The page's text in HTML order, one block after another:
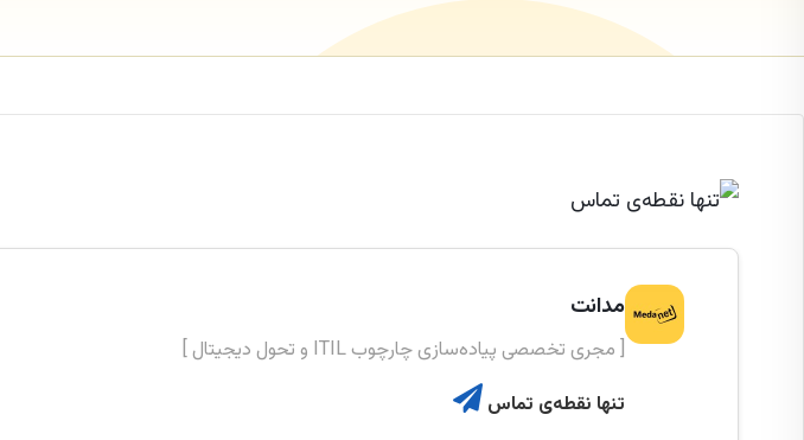
مدانت
[ مجری تخصصی پیاده‌سازی چارچوب ITIL و تحول دیجیتال ]
تنها نقطه‌ی تماس